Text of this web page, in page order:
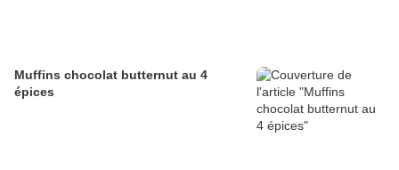
Muffins chocolat butternut au 4
épices